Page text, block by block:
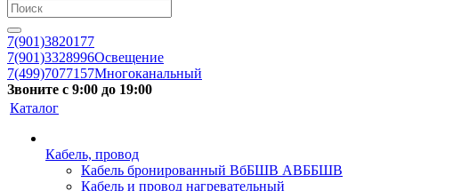
7(901)3820177
7(901)3328996Освещение
7(499)7077157Многоканальный
Звоните с 9:00 до 19:00
Каталог
Кабель, провод
Кабель бронированный ВбБШВ АВББШВ
Кабель и провод нагревательный